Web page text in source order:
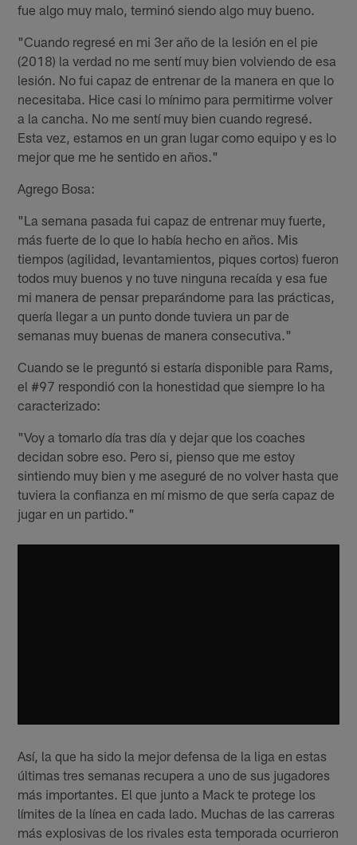
fue algo muy malo, terminó siendo algo muy bueno.
"Cuando regresé en mi 3er año de la lesión en el pie
(2018) la verdad no me sentí muy bien volviendo de esa
lesión. No fui capaz de entrenar de la manera en que lo
necesitaba. Hice casi lo mínimo para permitirme volver
a la cancha. No me sentí muy bien cuando regresé.
Esta vez, estamos en un gran lugar como equipo y es lo
mejor que me he sentido en años."
Agrego Bosa:
"La semana pasada fui capaz de entrenar muy fuerte,
más fuerte de lo que lo había hecho en años. Mis
tiempos (agilidad, levantamientos, piques cortos) fueron
todos muy buenos y no tuve ninguna recaída y esa fue
mi manera de pensar preparándome para las prácticas,
quería llegar a un punto donde tuviera un par de
semanas muy buenas de manera consecutiva."
Cuando se le preguntó si estaría disponible para Rams,
el #97 respondió con la honestidad que siempre lo ha
caracterizado:
"Voy a tomarlo día tras día y dejar que los coaches
decidan sobre eso. Pero si, pienso que me estoy
sintiendo muy bien y me aseguré de no volver hasta que
tuviera la confianza en mí mismo de que sería capaz de
jugar en un partido."
Así, la que ha sido la mejor defensa de la liga en estas
últimas tres semanas recupera a uno de sus jugadores
más importantes. El que junto a Mack te protege los
límites de la línea en cada lado. Muchas de las carreras
más explosivas de los rivales esta temporada ocurrieron